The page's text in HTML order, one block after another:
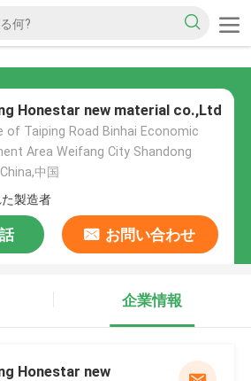
Honestar new material co.,Ltd
of Taiping Road Binhai Economic
Area Weifang City Shandong
中国
製造者
お問い合わせ
企業情報
Honestar new